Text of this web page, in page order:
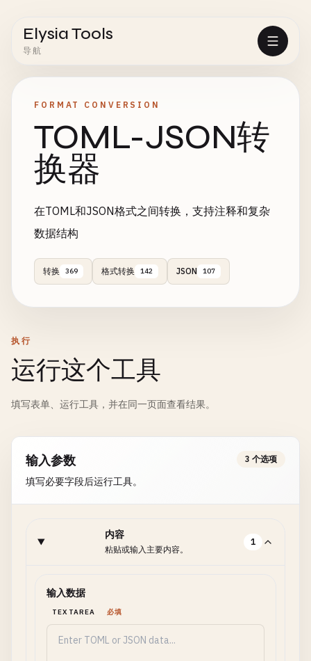
Elysia Tools
导航
FORMAT CONVERSION
TOML-JSON转
换器
在TOML和JSON格式之间转换，支持注释和复杂
数据结构
转换 369 格式转换 142 JSON 107
执行
运行这个工具
填写表单、运行工具，并在同一页面查看结果。
输入参数
填写必要字段后运行工具。
3 个选项
内容
粘贴或输入主要内容。
1
输入数据
TEXTAREA 必填